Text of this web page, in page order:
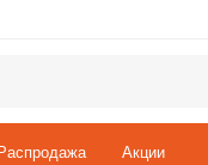
Распродажа Акции